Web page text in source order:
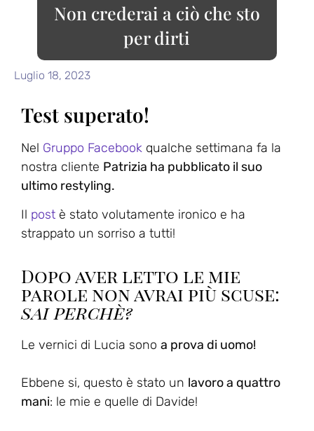
Non crederai a ciò che sto
per dirti
Luglio 18, 2023
Test superato!
Nel Gruppo Facebook qualche settimana fa la
nostra cliente Patrizia ha pubblicato il suo
ultimo restyling.
Il post è stato volutamente ironico e ha
strappato un sorriso a tutti!
Dopo aver letto le mie
parole non avrai più scuse:
sai perchè?
Le vernici di Lucia sono a prova di uomo!
Ebbene si, questo è stato un lavoro a quattro
mani: le mie e quelle di Davide!